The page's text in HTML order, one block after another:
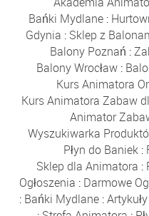
Bańki Mydlane :
Gdynia : Sklep z
Balony Poznań :
Balony Wrocław :
Kurs Animatora
Kurs Animatora Zabaw
Animator
Wyszukiwarka
Płyn do Baniek:
Sklep dla Animatora :
Ogłoszenia : Darmowe
: Bańki Mydlane :